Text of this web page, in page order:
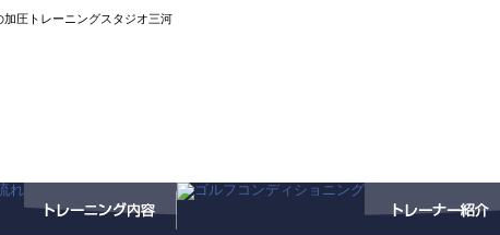
圧トレーニングスタジオ三河